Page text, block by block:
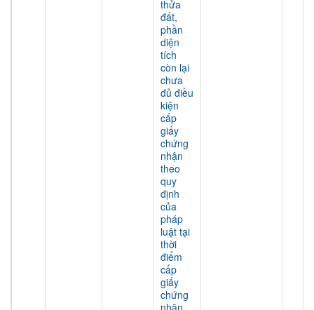
thửa
đất,
phần
diện
tích
còn lại
chưa
đủ điều
kiện
cấp
giấy
chứng
nhận
theo
quy
định
của
pháp
luật tại
thời
điểm
cấp
giấy
chứng
nhận